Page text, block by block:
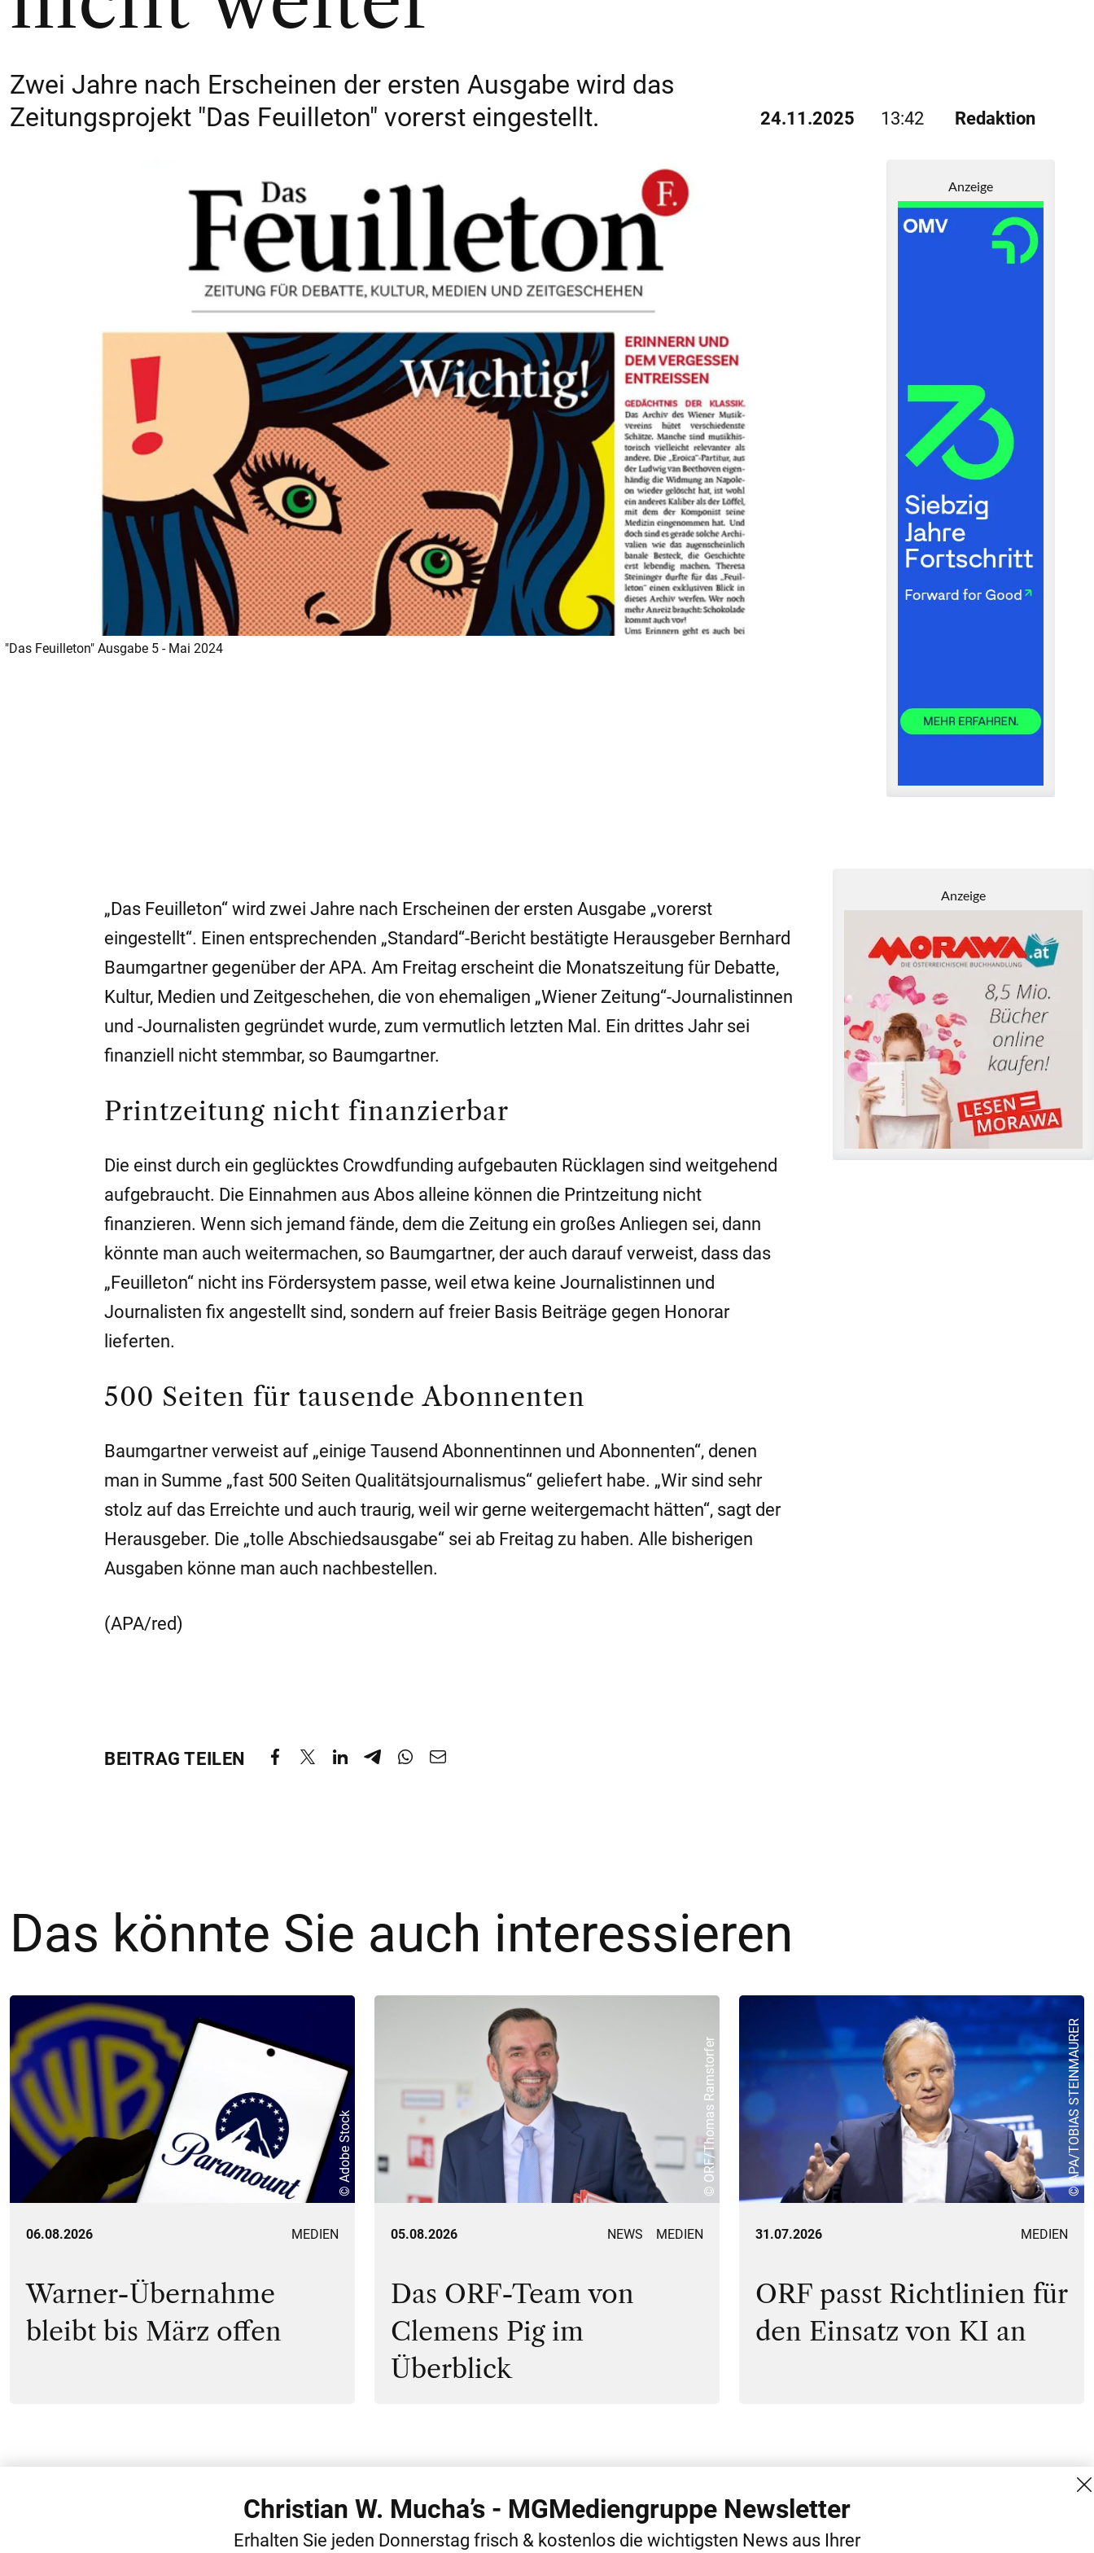
Zwei Jahre nach Erscheinen der ersten Ausgabe wird das
Zeitungsprojekt "Das Feuilleton" vorerst eingestellt.
24.11.2025 13:42 Redaktion
"Das Feuilleton" Ausgabe 5 - Mai 2024
Anzeige
„Das Feuilleton“ wird zwei Jahre nach Erscheinen der ersten Ausgabe „vorerst
eingestellt“. Einen entsprechenden „Standard“-Bericht bestätigte Herausgeber Bernhard
Baumgartner gegenüber der APA. Am Freitag erscheint die Monatszeitung für Debatte,
Kultur, Medien und Zeitgeschehen, die von ehemaligen „Wiener Zeitung“-Journalistinnen
und -Journalisten gegründet wurde, zum vermutlich letzten Mal. Ein drittes Jahr sei
finanziell nicht stemmbar, so Baumgartner.
Printzeitung nicht finanzierbar
Die einst durch ein geglücktes Crowdfunding aufgebauten Rücklagen sind weitgehend
aufgebraucht. Die Einnahmen aus Abos alleine können die Printzeitung nicht
finanzieren. Wenn sich jemand fände, dem die Zeitung ein großes Anliegen sei, dann
könnte man auch weitermachen, so Baumgartner, der auch darauf verweist, dass das
„Feuilleton“ nicht ins Fördersystem passe, weil etwa keine Journalistinnen und
Journalisten fix angestellt sind, sondern auf freier Basis Beiträge gegen Honorar
lieferten.
500 Seiten für tausende Abonnenten
Baumgartner verweist auf „einige Tausend Abonnentinnen und Abonnenten“, denen
man in Summe „fast 500 Seiten Qualitätsjournalismus“ geliefert habe. „Wir sind sehr
stolz auf das Erreichte und auch traurig, weil wir gerne weitergemacht hätten“, sagt der
Herausgeber. Die „tolle Abschiedsausgabe“ sei ab Freitag zu haben. Alle bisherigen
Ausgaben könne man auch nachbestellen.
(APA/red)
Anzeige
BEITRAG TEILEN
Das könnte Sie auch interessieren
© Adobe Stock
06.08.2026 MEDIEN
Warner-Übernahme
bleibt bis März offen
© ORF/Thomas Ramstorfer
05.08.2026 NEWS MEDIEN
Das ORF-Team von
Clemens Pig im
Überblick
© APA/TOBIAS STEINMAURER
31.07.2026 MEDIEN
ORF passt Richtlinien für
den Einsatz von KI an
WEITERE THEMEN ALLGEMEIN MEDIEN NEWS PERSONALIA WERBUNG
Christian W. Mucha’s - MGMediengruppe Newsletter
Erhalten Sie jeden Donnerstag frisch & kostenlos die wichtigsten News aus Ihrer